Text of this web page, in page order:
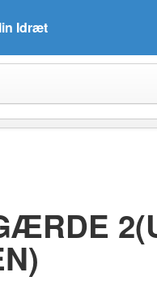
Idræt